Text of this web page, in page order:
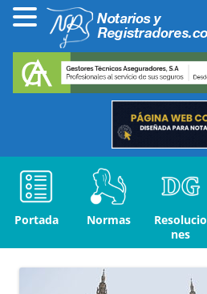
Portada Normas
Resolucio
nes